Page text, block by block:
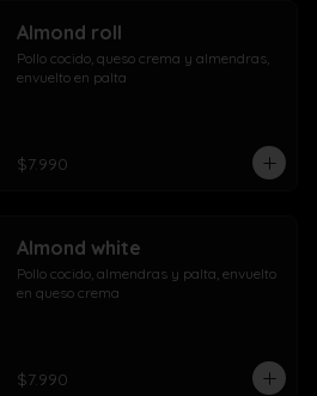
Almond roll
Pollo cocido, queso crema y almendras,
envuelto en palta
$7.990
Almond white
Pollo cocido, almendras y palta, envuelto
en queso crema
$7.990